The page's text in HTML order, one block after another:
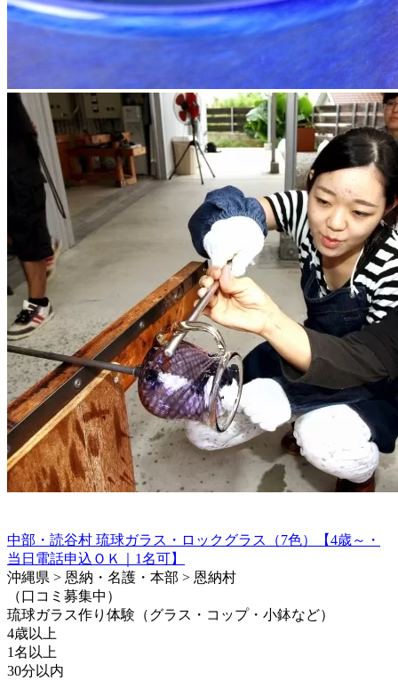
中部・読谷村 琉球ガラス・ロックグラス（7色）【4歳～・
当日電話申込ＯＫ｜1名可】
沖縄県 > 恩納・名護・本部 > 恩納村
（口コミ募集中）
琉球ガラス作り体験（グラス・コップ・小鉢など）
4歳以上
1名以上
30分以内